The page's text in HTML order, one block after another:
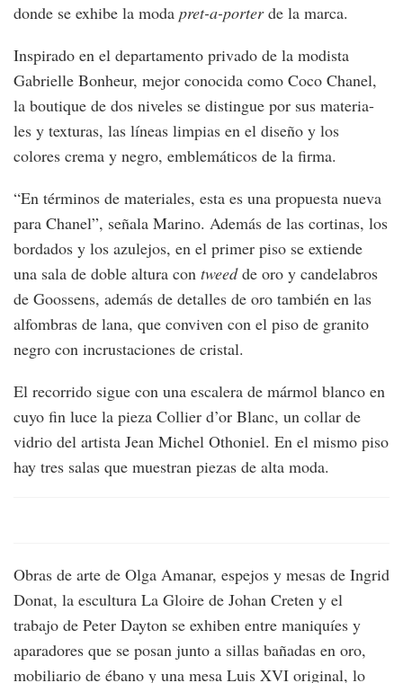
donde se exhibe la moda pret-a-porterde la marca.
Inspirado en el departamento privado de la modista
Gabrielle Bonheur, mejor conocida como Coco Chanel,
la boutique de dos niveles se distingue por sus materia-
les y texturas, las líneas limpias en el diseño y los
colores crema y negro, emblemáticos de la firma.
“En términos de materiales, esta es una propuesta nueva
para Chanel”, señala Marino. Además de las cortinas, los
bordados y los azulejos, en el primer piso se extiende
una sala de doble altura con tweedde oro y candelabros
de Goossens, además de detalles de oro también en las
alfombras de lana, que conviven con el piso de granito
negro con incrustaciones de cristal.
El recorrido sigue con una escalera de mármol blanco en
cuyo fin luce la pieza Collier d’or Blanc, un collar de
vidrio del artista Jean Michel Othoniel. En el mismo piso
hay tres salas que muestran piezas de alta moda.
Obras de arte de Olga Amanar, espejos y mesas de Ingrid
Donat, la escultura La Gloire de Johan Creten y el
trabajo de Peter Dayton se exhiben entre maniquíes y
aparadores que se posan junto a sillas bañadas en oro,
mobiliario de ébano y una mesa Luis XVI original, lo